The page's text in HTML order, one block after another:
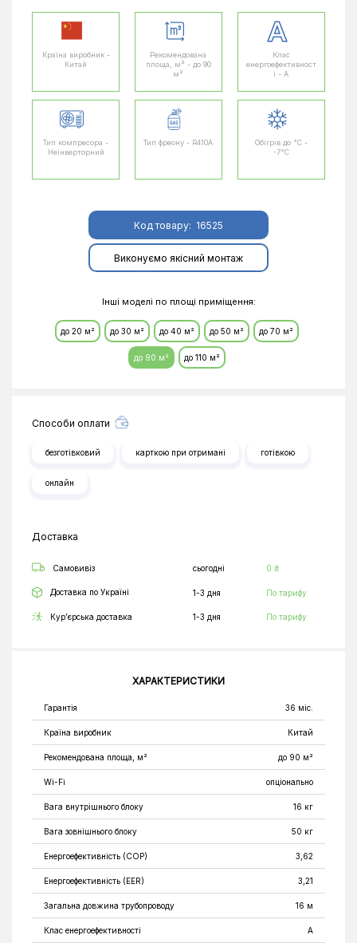
Країна виробник -
Китай
Рекомендована
площа, м² - до 90
м²
Клас
енергоефективност
і - A
Тип компресора -
Неінверторний
Тип фреону - R410A
Обігрів до °C -
-7°C
Код товару: 16525
Виконуємо якісний монтаж
Інші моделі по площі приміщення:
до 20 м² до 30 м² до 40 м² до 50 м² до 70 м²
до 90 м² до 110 м²
Способи оплати
безготівковий карткою при отримані готівкою
онлайн
Доставка
Самовивіз сьогодні 0 ₴
Доставка по Україні 1-3 дня По тарифу
Кур’єрська доставка 1-3 дня По тарифу
ХАРАКТЕРИСТИКИ
Гарантія 36 міс.
Країна виробник Китай
Рекомендована площа, м² до 90 м²
Wi-Fi опціонально
Вага внутрішнього блоку 16 кг
Вага зовнішнього блоку 50 кг
Енергоефективність (COP) 3,62
Енергоефективність (EER) 3,21
Загальна довжина трубопроводу 16 м
Клас енергоефективності A